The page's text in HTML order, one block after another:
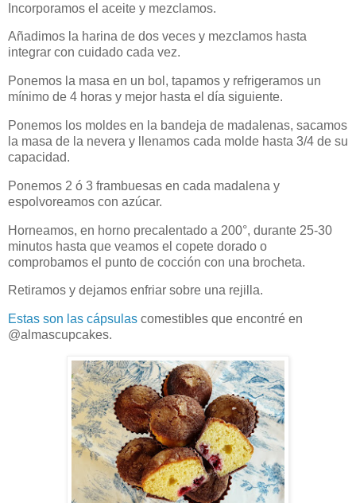
Incorporamos el aceite y mezclamos.
Añadimos la harina de dos veces y mezclamos hasta
integrar con cuidado cada vez.
Ponemos la masa en un bol, tapamos y refrigeramos un
mínimo de 4 horas y mejor hasta el día siguiente.
Ponemos los moldes en la bandeja de madalenas, sacamos
la masa de la nevera y llenamos cada molde hasta 3/4 de su
capacidad.
Ponemos 2 ó 3 frambuesas en cada madalena y
espolvoreamos con azúcar.
Horneamos, en horno precalentado a 200°, durante 25-30
minutos hasta que veamos el copete dorado o
comprobamos el punto de cocción con una brocheta.
Retiramos y dejamos enfriar sobre una rejilla.
Estas son las cápsulas comestibles que encontré en
@almascupcakes.